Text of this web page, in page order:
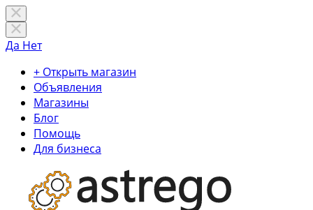
Да Нет
+ Открыть магазин
Объявления
Магазины
Блог
Помощь
Для бизнеса